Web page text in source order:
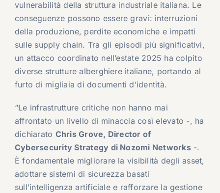
vulnerabilità della struttura industriale italiana. Le
conseguenze possono essere gravi: interruzioni
della produzione, perdite economiche e impatti
sulle supply chain. Tra gli episodi più significativi,
un attacco coordinato nell’estate 2025 ha colpito
diverse strutture alberghiere italiane, portando al
furto di migliaia di documenti d’identità.
“Le infrastrutture critiche non hanno mai
affrontato un livello di minaccia così elevato -, ha
dichiarato Chris Grove, Director of
Cybersecurity Strategy di Nozomi Networks-.
È fondamentale migliorare la visibilità degli asset,
adottare sistemi di sicurezza basati
sull’intelligenza artificiale e rafforzare la gestione